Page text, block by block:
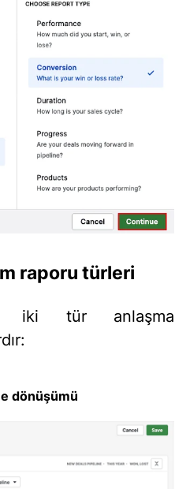
raporu türleri
iki tür anlaşma
dönüşümü